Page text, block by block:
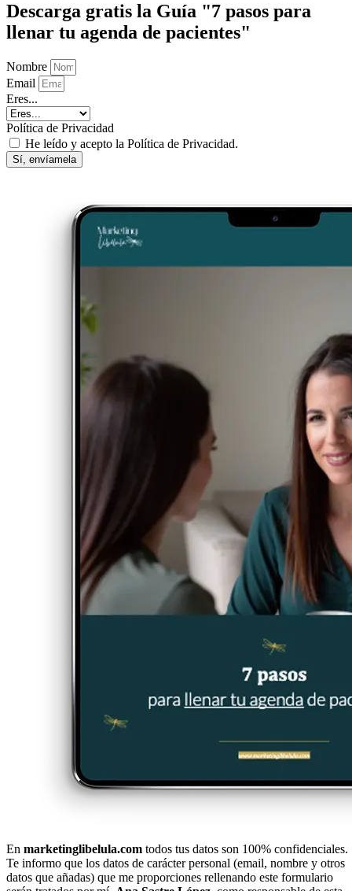
Descarga gratis la Guía "7 pasos para
llenar tu agenda de pacientes"
Nombre
Email
Eres...
Política de Privacidad
He leído y acepto la Política de Privacidad.
Sí, envíamela
En marketinglibelula.com todos tus datos son 100% confidenciales.
Te informo que los datos de carácter personal (email, nombre y otros
datos que añadas) que me proporciones rellenando este formulario